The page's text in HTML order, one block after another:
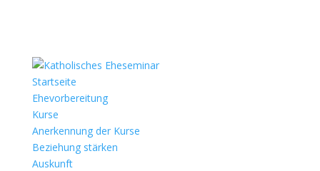
Startseite
Ehevorbereitung
Kurse
Anerkennung der Kurse
Beziehung stärken
Auskunft